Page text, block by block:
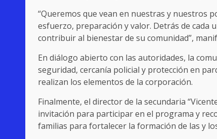
“Queremos que vean en nuestras y nuestros
esfuerzo, preparación y valor. Detrás de cada
contribuir al bienestar de su comunidad”,
En diálogo abierto con las autoridades, la
seguridad, cercanía policial y protección en
realizan los elementos de la corporación.
Finalmente, el director de la secundaria
invitación para participar en el programa y
familias para fortalecer la formación de las y